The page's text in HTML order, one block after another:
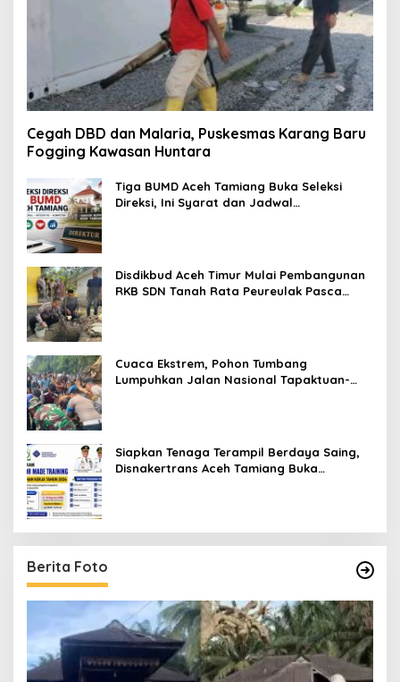
Cegah DBD dan Malaria, Puskesmas Karang Baru
Fogging Kawasan Huntara
Tiga BUMD Aceh Tamiang Buka Seleksi
Direksi, Ini Syarat dan Jadwal
Disdikbud Aceh Timur Mulai Pembangunan
RKB SDN Tanah Rata Peureulak Pasca
Cuaca Ekstrem, Pohon Tumbang
Lumpuhkan Jalan Nasional Tapaktuan-
Siapkan Tenaga Terampil Berdaya Saing,
Disnakertrans Aceh Tamiang Buka
Berita Foto